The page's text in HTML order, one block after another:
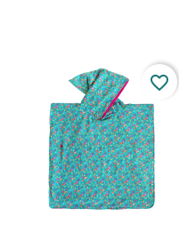
favorite_border